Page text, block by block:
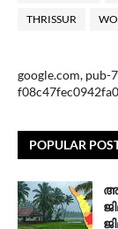
THRISSUR
google.com, pub-
f08c47fec0942fa0
POPULAR